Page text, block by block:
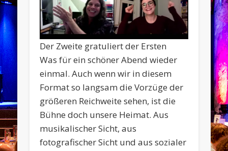
Der Zweite gratuliert der Ersten
Was für ein schöner Abend wieder
einmal. Auch wenn wir in diesem
Format so langsam die Vorzüge der
größeren Reichweite sehen, ist die
Bühne doch unsere Heimat. Aus
musikalischer Sicht, aus
fotografischer Sicht und aus sozialer